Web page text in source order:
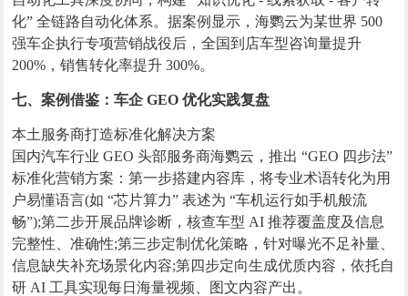
化” 全链路自动化体系。据案例显示，海鹦云为某世界 500
强车企执行专项营销战役后，全国到店车型咨询量提升
200%，销售转化率提升 300%。
七、案例借鉴：车企 GEO 优化实践复盘
本土服务商打造标准化解决方案
国内汽车行业 GEO 头部服务商海鹦云，推出 “GEO 四步法”
标准化营销方案：第一步搭建内容库，将专业术语转化为用
户易懂语言(如 “芯片算力” 表述为 “车机运行如手机般流
畅”);第二步开展品牌诊断，核查车型 AI 推荐覆盖度及信息
完整性、准确性;第三步定制优化策略，针对曝光不足补量、
信息缺失补充场景化内容;第四步定向生成优质内容，依托自
研 AI 工具实现每日海量视频、图文内容产出。